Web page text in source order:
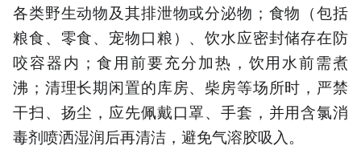
各类野生动物及其排泄物或分泌物；食物（包括
粮食、零食、宠物口粮）、饮水应密封储存在防
咬容器内；食用前要充分加热，饮用水前需煮
沸；清理长期闲置的库房、柴房等场所时，严禁
干扫、扬尘，应先佩戴口罩、手套，并用含氯消
毒剂喷洒湿润后再清洁，避免气溶胶吸入。